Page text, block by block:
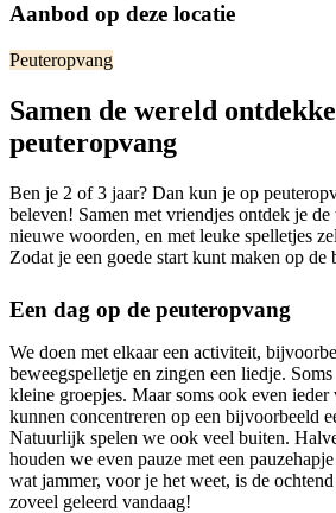
Aanbod op deze locatie
Peuteropvang
Samen de wereld
peuteropvang
Ben je 2 of 3 jaar? Dan kun je op
beleven! Samen met vriendjes ontdek je
nieuwe woorden, en met leuke spelletjes
Zodat je een goede start kunt maken op de
Een dag op de peuteropvang
We doen met elkaar een activiteit,
beweegspelletje en zingen een liedje.
kleine groepjes. Maar soms ook even
kunnen concentreren op een bijvoorbeeld
Natuurlijk spelen we ook veel buiten.
houden we even pauze met een
wat jammer, voor je het weet, is de
zoveel geleerd vandaag!